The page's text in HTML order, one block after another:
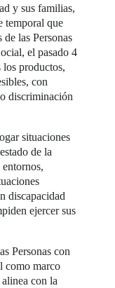
y sus familias,
temporal que
las Personas
el pasado 4
los productos,
con
discriminación
situaciones
de la
discapacidad
ejercer sus
Personas con
como marco
con la